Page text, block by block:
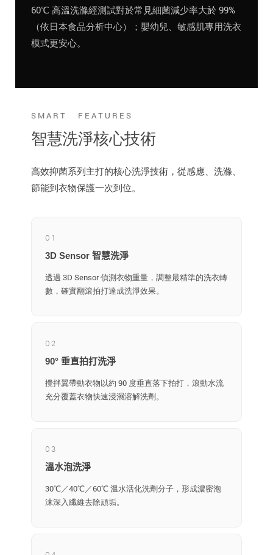
60℃ 高溫洗滌經測試對於常見細菌減少率大於 99%
（依日本食品分析中心）；嬰幼兒、敏感肌專用洗衣
模式更安心。
SMART FEATURES
智慧洗淨核心技術
高效抑菌系列主打的核心洗淨技術，從感應、洗滌、
節能到衣物保護一次到位。
01
3D Sensor 智慧洗淨
透過 3D Sensor 偵測衣物重量，調整最精準的洗衣轉
數，確實翻滾拍打達成洗淨效果。
02
90° 垂直拍打洗淨
攪拌翼帶動衣物以約 90 度垂直落下拍打，滾動水流
充分覆蓋衣物快速浸濕溶解洗劑。
03
溫水泡洗淨
30℃／40℃／60℃ 溫水活化洗劑分子，形成濃密泡
沫深入纖維去除頑垢。